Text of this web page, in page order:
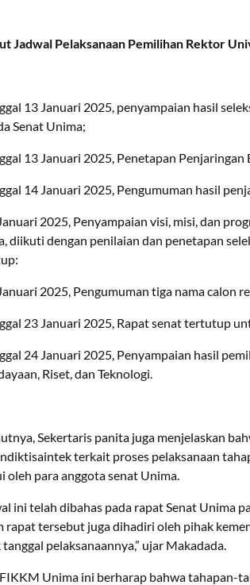
Jadwal Pelaksanaan Pemilihan Rektor
13 Januari 2025, penyampaian hasil
Senat Unima;
13 Januari 2025, Penetapan
14 Januari 2025, Pengumuman hasil
2025, Penyampaian visi, misi, dan
diikuti dengan penilaian dan penetapan
2025, Pengumuman tiga nama calon
23 Januari 2025, Rapat senat tertutup
24 Januari 2025, Penyampaian hasil
Riset, dan Teknologi.
Sekertaris panita juga menjelaskan
terkait proses pelaksanaan
oleh para anggota senat Unima.
ini telah dibahas pada rapat Senat Unima
rapat tersebut juga dihadiri oleh pihak
pelaksanaannya,” ujar Makadada.
Unima ini berharap bahwa tahapan-